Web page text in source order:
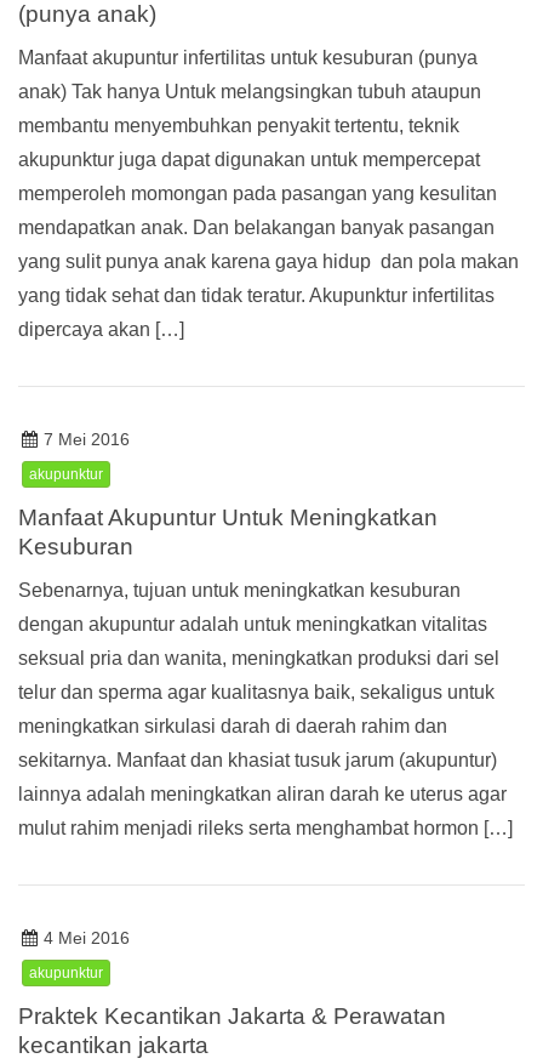
(punya anak)
Manfaat akupuntur infertilitas untuk kesuburan (punya
anak) Tak hanya Untuk melangsingkan tubuh ataupun
membantu menyembuhkan penyakit tertentu, teknik
akupunktur juga dapat digunakan untuk mempercepat
memperoleh momongan pada pasangan yang kesulitan
mendapatkan anak. Dan belakangan banyak pasangan
yang sulit punya anak karena gaya hidup dan pola makan
yang tidak sehat dan tidak teratur. Akupunktur infertilitas
dipercaya akan […]
7 Mei 2016
akupunktur
Manfaat Akupuntur Untuk Meningkatkan
Kesuburan
Sebenarnya, tujuan untuk meningkatkan kesuburan
dengan akupuntur adalah untuk meningkatkan vitalitas
seksual pria dan wanita, meningkatkan produksi dari sel
telur dan sperma agar kualitasnya baik, sekaligus untuk
meningkatkan sirkulasi darah di daerah rahim dan
sekitarnya. Manfaat dan khasiat tusuk jarum (akupuntur)
lainnya adalah meningkatkan aliran darah ke uterus agar
mulut rahim menjadi rileks serta menghambat hormon […]
4 Mei 2016
akupunktur
Praktek Kecantikan Jakarta & Perawatan
kecantikan jakarta